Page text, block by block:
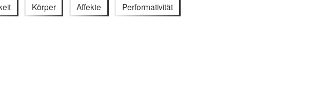
Körper Affekte Performativität